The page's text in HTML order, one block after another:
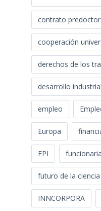
contrato
cooperación
derechos de los
desarrollo industrial
empleo
Europa
FPI
futuro de la ciencia
INNCORPORA